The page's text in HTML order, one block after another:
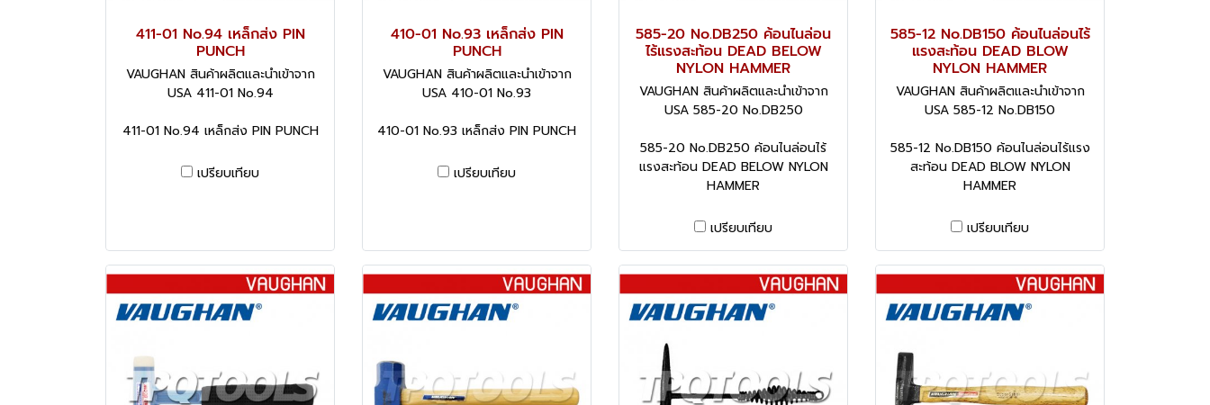
411-01 No.94 เหล็กส่ง PIN
PUNCH
VAUGHAN สินค้าผลิตและนำเข้าจาก
USA 411-01 No.94
411-01 No.94 เหล็กส่ง PIN PUNCH
เปรียบเทียบ
410-01 No.93 เหล็กส่ง PIN
PUNCH
VAUGHAN สินค้าผลิตและนำเข้าจาก
USA 410-01 No.93
410-01 No.93 เหล็กส่ง PIN PUNCH
เปรียบเทียบ
585-20 No.DB250 ค้อนไนล่อน
ไร้แรงสะท้อน DEAD BELOW
NYLON HAMMER
VAUGHAN สินค้าผลิตและนำเข้าจาก
USA 585-20 No.DB250
585-20 No.DB250 ค้อนไนล่อนไร้
แรงสะท้อน DEAD BELOW NYLON
HAMMER
เปรียบเทียบ
585-12 No.DB150 ค้อนไนล่อนไร้
แรงสะท้อน DEAD BLOW
NYLON HAMMER
VAUGHAN สินค้าผลิตและนำเข้าจาก
USA 585-12 No.DB150
585-12 No.DB150 ค้อนไนล่อนไร้แรง
สะท้อน DEAD BLOW NYLON
HAMMER
เปรียบเทียบ